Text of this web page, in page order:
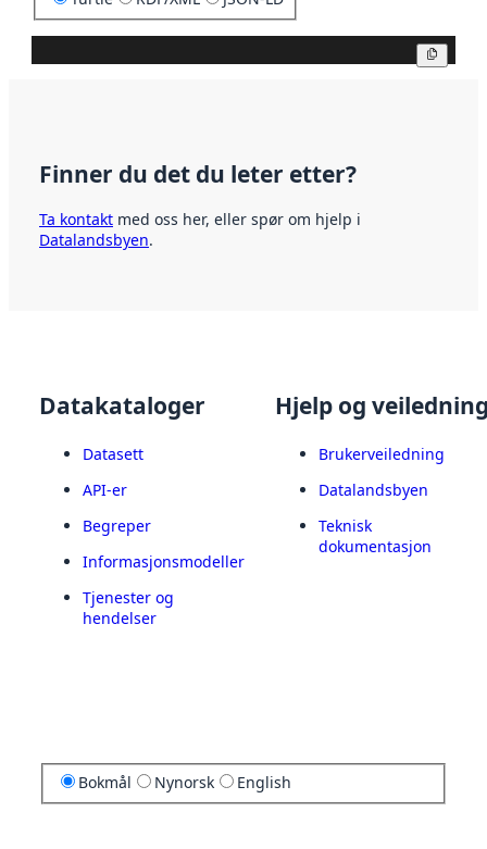
Finner du det du leter etter?
Ta kontakt med oss her, eller spør om hjelp i
Datalandsbyen.
Datakataloger
Datasett
API-er
Begreper
Informasjonsmodeller
Tjenester og
hendelser
Hjelp og
Brukerveiledning
Datalandsbyen
Teknisk
dokumentasjon
Bokmål Nynorsk English